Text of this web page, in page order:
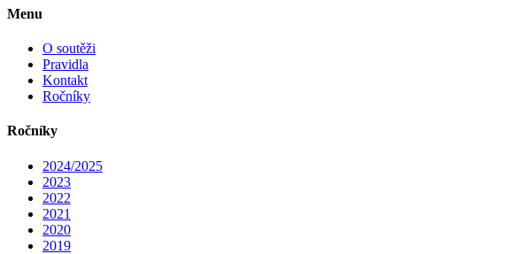
Menu
O soutěži
Pravidla
Kontakt
Ročníky
Ročníky
2024/2025
2023
2022
2021
2020
2019